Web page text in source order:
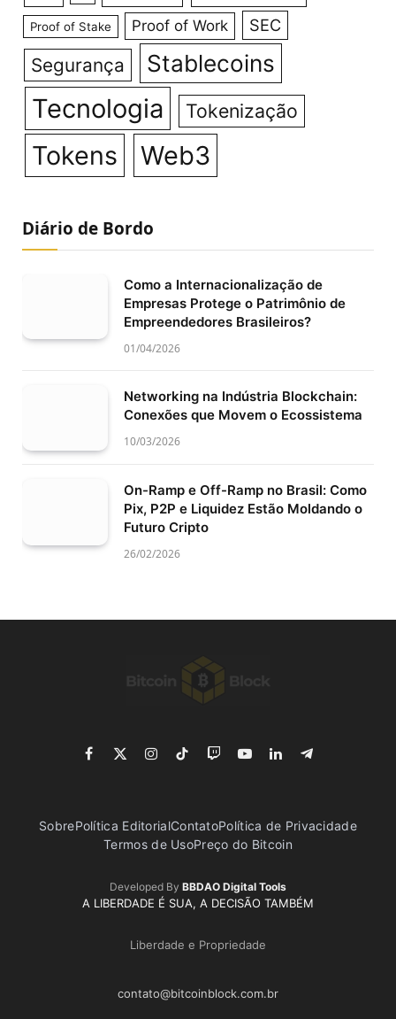
Proof of Stake Proof of Work SEC
Segurança Stablecoins
Tecnologia Tokenização
Tokens Web3
Diário de Bordo
Como a Internacionalização de
Empresas Protege o Patrimônio de
Empreendedores Brasileiros?
01/04/2026
Networking na Indústria Blockchain:
Conexões que Movem o Ecossistema
10/03/2026
On-Ramp e Off-Ramp no Brasil: Como
Pix, P2P e Liquidez Estão Moldando o
Futuro Cripto
26/02/2026
Facebook
X
Instagram
TikTokTwitchYouTubeLinkedInTelegram
SobrePolítica EditorialContatoPolítica de Privacidade
Termos de UsoPreço do Bitcoin
Developed By BBDAO Digital Tools
A LIBERDADE É SUA, A DECISÃO TAMBÉM
Liberdade e Propriedade
contato@bitcoinblock.com.br